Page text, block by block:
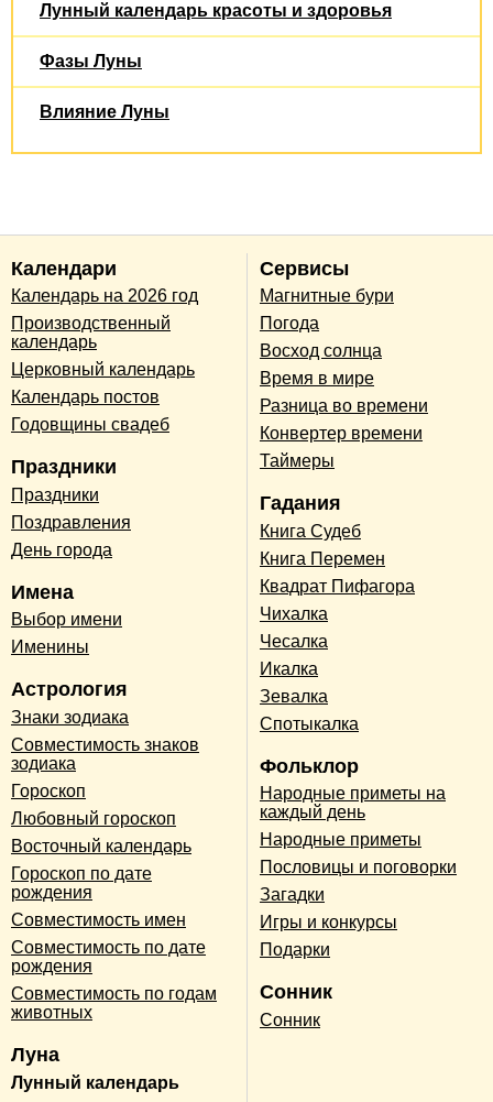
Лунный календарь красоты и здоровья
Фазы Луны
Влияние Луны
Календари
Календарь на 2026 год
Производственный
календарь
Церковный календарь
Календарь постов
Годовщины свадеб
Праздники
Праздники
Поздравления
День города
Имена
Выбор имени
Именины
Астрология
Знаки зодиака
Совместимость знаков
зодиака
Гороскоп
Любовный гороскоп
Восточный календарь
Гороскоп по дате
рождения
Совместимость имен
Совместимость по дате
рождения
Совместимость по годам
животных
Луна
Лунный календарь
Сервисы
Магнитные бури
Погода
Восход солнца
Время в мире
Разница во времени
Конвертер времени
Таймеры
Гадания
Книга Судеб
Книга Перемен
Квадрат Пифагора
Чихалка
Чесалка
Икалка
Зевалка
Спотыкалка
Фольклор
Народные приметы на
каждый день
Народные приметы
Пословицы и поговорки
Загадки
Игры и конкурсы
Подарки
Сонник
Сонник